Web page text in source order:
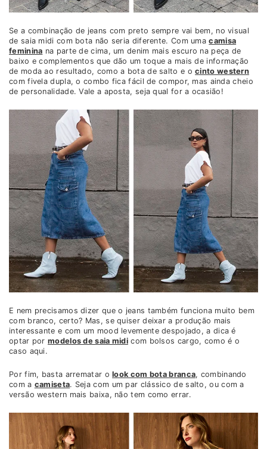
Se a combinação de jeans com preto sempre vai bem, no visual
de saia midi com bota não seria diferente. Com umacamisa
feminina na parte de cima, um denim mais escuro na peça de
baixo e complementos que dão um toque a mais de informação
de moda ao resultado, como a bota de salto e ocinto western
com fivela dupla, o combo fica fácil de compor, mas ainda cheio
de personalidade. Vale a aposta, seja qual for a ocasião!
E nem precisamos dizer que o jeans também funciona muito bem
com branco, certo? Mas, se quiser deixar a produção mais
interessante e com um mood levemente despojado, a dica é
optar por modelos de saia midi com bolsos cargo, como é o
caso aqui.
Por fim, basta arrematar olook com bota branca, combinando
com a camiseta. Seja com um par clássico de salto, ou com a
versão western mais baixa, não tem como errar.